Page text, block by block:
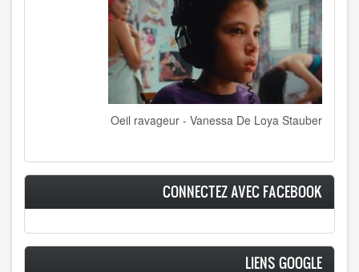
Oeil ravageur - Vanessa De Loya Stauber
CONNECTEZ AVEC FACEBOOK
LIENS GOOGLE